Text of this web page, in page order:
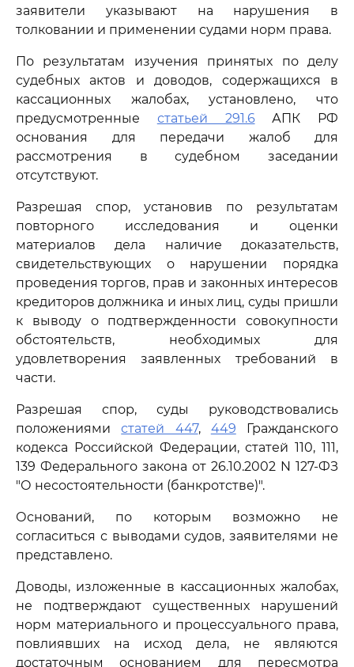
заявители указывают на нарушения в
толковании и применении судами норм права.
По результатам изучения принятых по делу
судебных актов и доводов, содержащихся в
кассационных жалобах, установлено, что
предусмотренные статьей 291.6АПК РФ
основания для передачи жалоб для
рассмотрения в судебном заседании
отсутствуют.
Разрешая спор, установив по результатам
повторного исследования и оценки
материалов дела наличие доказательств,
свидетельствующих о нарушении порядка
проведения торгов, прав и законных интересов
кредиторов должника и иных лиц, суды пришли
к выводу о подтвержденности совокупности
обстоятельств, необходимых для
удовлетворения заявленных требований в
части.
Разрешая спор, суды руководствовались
положениямистатей 447, 449 Гражданского
кодекса Российской Федерации, статей 110, 111,
139 Федерального закона от 26.10.2002 N 127-ФЗ
"О несостоятельности (банкротстве)".
Оснований, по которым возможно не
согласиться с выводами судов, заявителями не
представлено.
Доводы, изложенные в кассационных жалобах,
не подтверждают существенных нарушений
норм материального и процессуального права,
повлиявших на исход дела, не являются
достаточным основанием для пересмотра